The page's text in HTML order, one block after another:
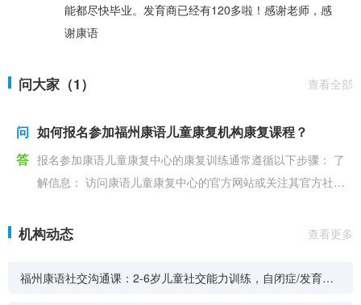
能都尽快毕业。发育商已经有120多啦！感谢老师，感
谢康语
问大家（1） 查看全部
问 如何报名参加福州康语儿童康复机构康复课程？
答 报名参加康语儿童康复中心的康复训练通常遵循以下步骤： 了
解信息： 访问康语儿童康复中心的官方网站或关注其官方社交
机构动态 查看更多
福州康语社交沟通课：2-6岁儿童社交能力训练，自闭症/发育迟